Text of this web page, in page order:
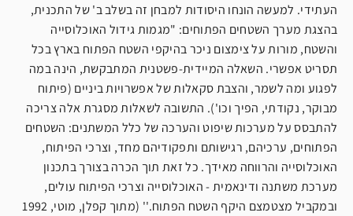
העתידי. למעשה הונחו היסודות למבחן זה בשלב ב' של התכנית,
בהצגת מערך השטחים הפתוחים: "מגמות גידול האוכלוסייה
והשטח, מורות על צימצום ניכר בהיקפי השטח הפתוח בארץ בכל
תסריט אפשרי. השאלה המיידית-פשטנית המתבקשת, הינה במה
לפגוע ומה לשמר, והצבת סקאלות של אפשרויות ביניים (פיתוח
מבוקר, נקודתי, הפיך וכו'). התשובה לשאלות מסגרת אלה צריכה
להתבסס על מערכות שיפוט והערכה של כלל המשתנים: השטחים
הפתוחים, ערכיהם, רגישותם ותפקודיהם מחד, וצרכי הפיתוח,
האוכלוסייה והרווחה מאידך. כל זאת תוך הכרה בצורך בתכנון
מערכת משתנה ודינאמית - האוכלוסייה וצרכי הפיתוח עולים,
ובמקביל מצטמצם היקף השטח הפתוח.'' (מתוך קפלן, מוטי, 1992